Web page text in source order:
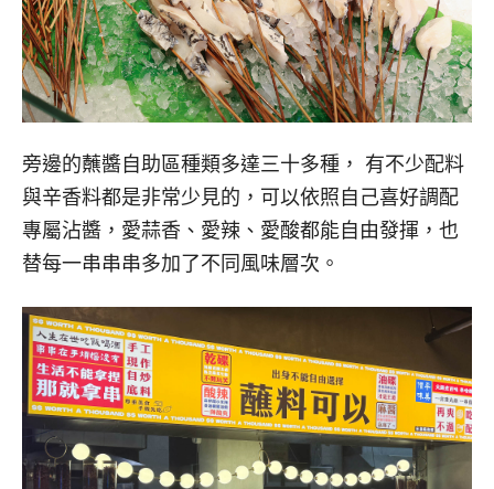
旁邊的蘸醬自助區種類多達三十多種， 有不少配料
與辛香料都是非常少見的，可以依照自己喜好調配
專屬沾醬，愛蒜香、愛辣、愛酸都能自由發揮，也
替每一串串串多加了不同風味層次。